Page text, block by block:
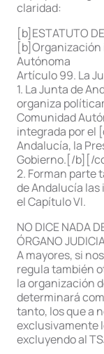
claridad:
[b]ESTATUTO
Autónoma
Artículo 99. La
1. La Junta de
organiza
Comunidad
integrada por el
Andalucía, la
Gobierno.[/b][/
2. Forman parte
de Andalucía
el Capítulo VI.
NO DICE NADA
ÓRGANO
A mayores, si
regula también
la organización
determinará
tanto, los que a
exclusivamente
excluyendo al